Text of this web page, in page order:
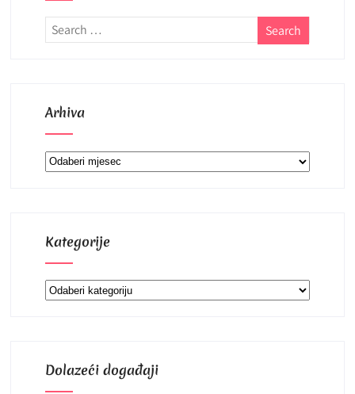
Arhiva
Arhiva
Kategorije
Kategorije
Dolazeći događaji